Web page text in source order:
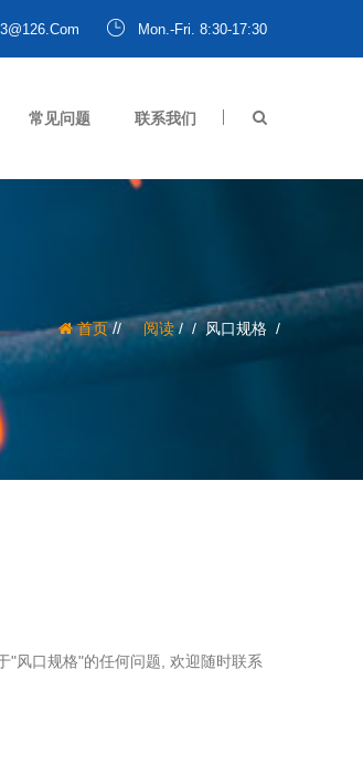
Mon.-Fri. 8:30-17:30
常见问题 联系我们
首页/ 阅读/ 风口规格
"风口规格"的任何问题, 欢迎随时联系